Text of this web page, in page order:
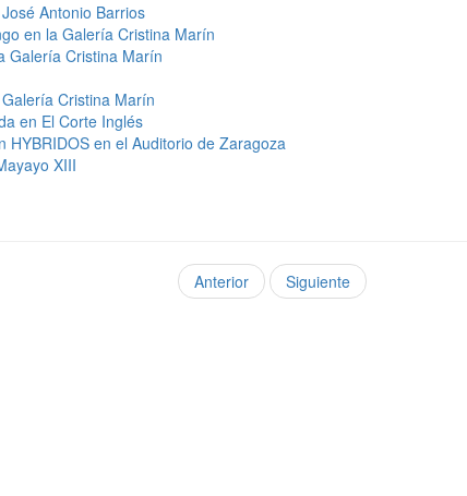
Antonio Barrios
en la Galería Cristina Marín
Galería Cristina Marín
Cristina Marín
en El Corte Inglés
HYBRIDOS en el Auditorio de Zaragoza
XIII
Anterior Siguiente